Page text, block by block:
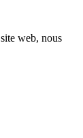
web, nous